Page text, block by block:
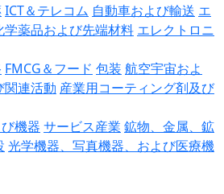
ICT＆テレコム 自動車および輸送 エ
学薬品および先端材料 エレクトロニ
FMCG＆フード 包装 航空宇宙およ
関連活動 産業用コーティング剤及び
機器 サービス産業 鉱物、金属、鉱
光学機器、写真機器、および医療機